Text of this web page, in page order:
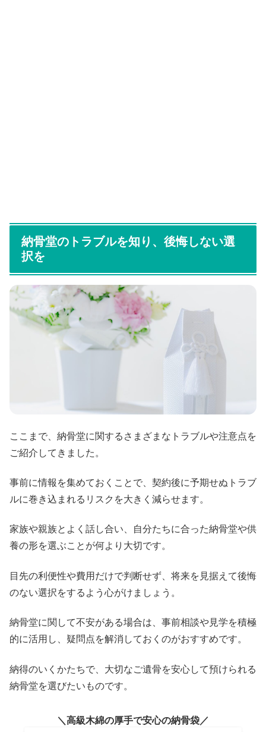
納骨堂のトラブルを知り、後悔しない選
択を
ここまで、納骨堂に関するさまざまなトラブルや注意点を
ご紹介してきました。
事前に情報を集めておくことで、契約後に予期せぬトラブ
ルに巻き込まれるリスクを大きく減らせます。
家族や親族とよく話し合い、自分たちに合った納骨堂や供
養の形を選ぶことが何より大切です。
目先の利便性や費用だけで判断せず、将来を見据えて後悔
のない選択をするよう心がけましょう。
納骨堂に関して不安がある場合は、事前相談や見学を積極
的に活用し、疑問点を解消しておくのがおすすめです。
納得のいくかたちで、大切なご遺骨を安心して預けられる
納骨堂を選びたいものです。
高級木綿の厚手で安心の納骨袋